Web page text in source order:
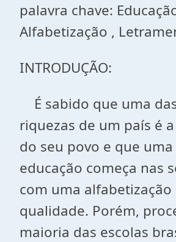
palavra chave:
Alfabetização ,
INTRODUÇÃO:
É sabido que uma
riquezas de um país é
do seu povo e que
educação começa nas
com uma alfabetização
qualidade. Porém,
maioria das escolas